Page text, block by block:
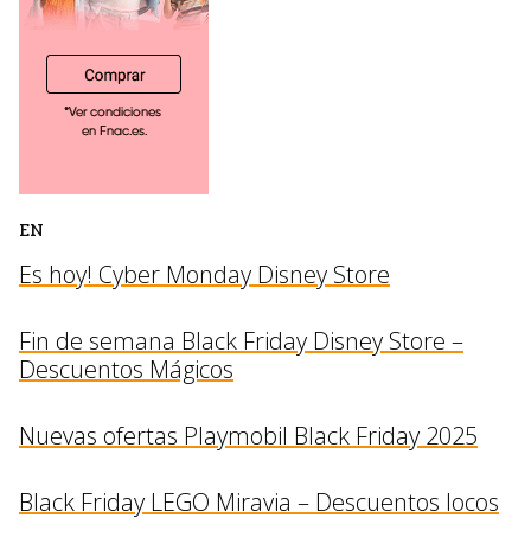
EN
Es hoy! Cyber Monday Disney Store
Fin de semana Black Friday Disney Store –
Descuentos Mágicos
Nuevas ofertas Playmobil Black Friday 2025
Black Friday LEGO Miravia – Descuentos locos